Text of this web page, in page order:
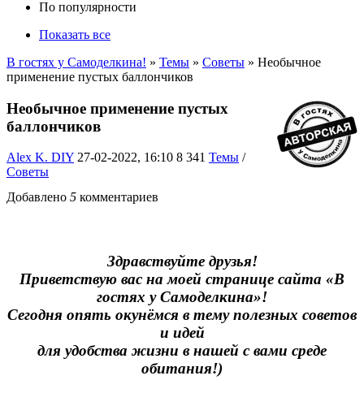
По популярности
Показать все
В гостях у Самоделкина! » Темы » Советы » Необычное
применение пустых баллончиков
Необычное применение пустых
баллончиков
Alex K. DIY 27-02-2022, 16:10 8 341 Темы /
Советы
Добавлено 5 комментариев
Здравствуйте друзья!
Приветствую вас на моей странице сайта «В
гостях у Самоделкина»!
Сегодня опять окунёмся в тему полезных советов
и идей
для удобства жизни в нашей с вами среде
обитания!)